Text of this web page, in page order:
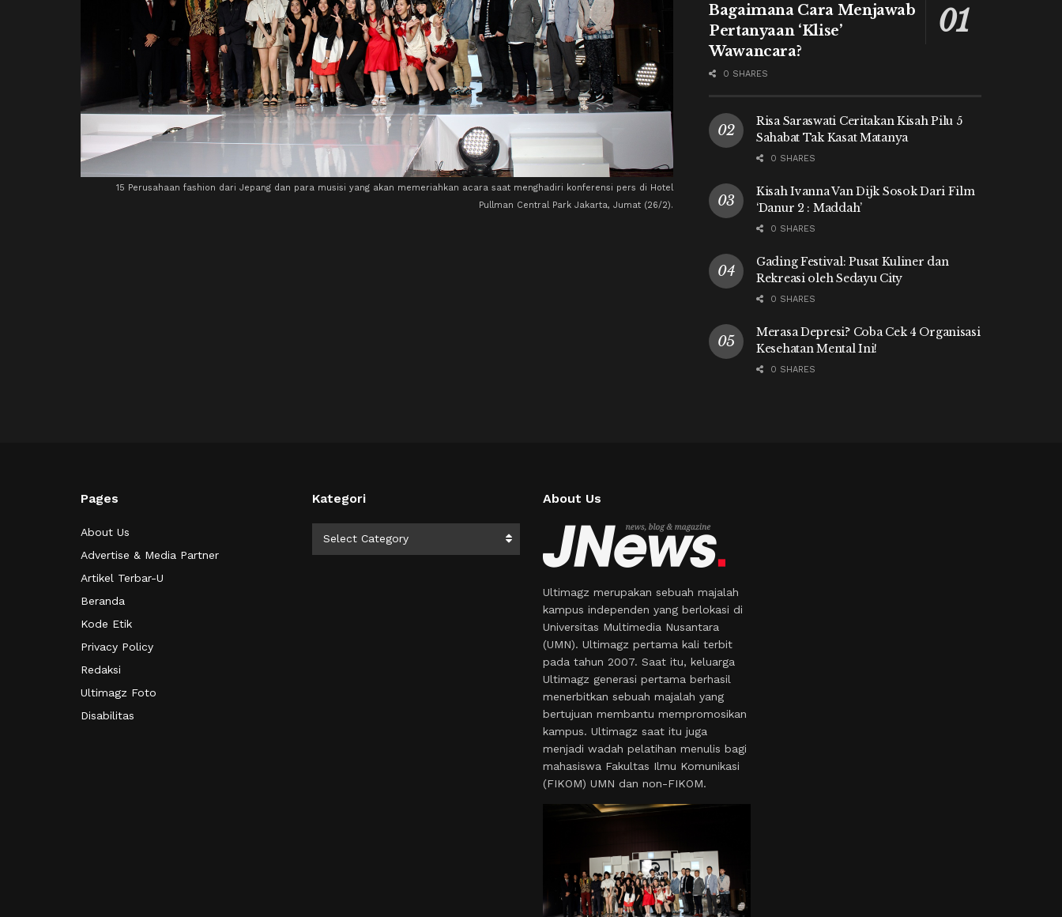
15 Perusahaan fashion dari Jepang dan para musisi yang akan memeriahkan acara saat menghadiri konferensi pers di Hotel
Pullman Central Park Jakarta, Jumat (26/2).
Bagaimana Cara Menjawab
Pertanyaan ‘Klise’
Wawancara?
0 SHARES
Risa Saraswati Ceritakan Kisah Pilu 5
Sahabat Tak Kasat Matanya
0 SHARES
Kisah Ivanna Van Dijk Sosok Dari Film
‘Danur 2 : Maddah’
0 SHARES
Gading Festival: Pusat Kuliner dan
Rekreasi oleh Sedayu City
0 SHARES
Merasa Depresi? Coba Cek 4 Organisasi
Kesehatan Mental Ini!
0 SHARES
Pages
About Us
Advertise & Media Partner
Artikel Terbar-U
Beranda
Kode Etik
Privacy Policy
Redaksi
Ultimagz Foto
Disabilitas
Kategori
Select Category
About Us
Ultimagz merupakan sebuah majalah
kampus independen yang berlokasi di
Universitas Multimedia Nusantara
(UMN). Ultimagz pertama kali terbit
pada tahun 2007. Saat itu, keluarga
Ultimagz generasi pertama berhasil
menerbitkan sebuah majalah yang
bertujuan membantu mempromosikan
kampus. Ultimagz saat itu juga
menjadi wadah pelatihan menulis bagi
mahasiswa Fakultas Ilmu Komunikasi
(FIKOM) UMN dan non-FIKOM.